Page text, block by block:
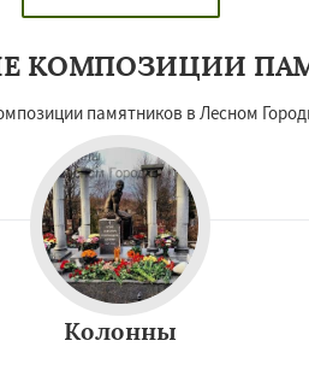
КОМПОЗИЦИИ
памятников в Лесном
Колонны